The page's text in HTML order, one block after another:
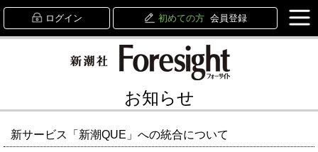
ログイン 初めての方 会員登録
お知らせ
新サービス「新潮QUE」への統合について